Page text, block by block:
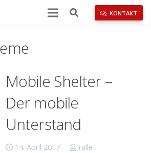
KONTAKT
Mobile Shelter –
Der mobile
Unterstand
14. April 2017
ralle